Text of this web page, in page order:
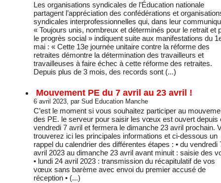
Les organisations syndicales de l’Éducation nationale
partagent l’appréciation des confédérations et
syndicales interprofessionnelles qui, dans leur
« Toujours unis, nombreux et déterminés pour le retrait et
le progrès social » indiquent suite aux manifestations du
mai : « Cette 13e journée unitaire contre la réforme des
retraites démontre la détermination des travailleurs et
travailleuses à faire échec à cette réforme des retraites.
Depuis plus de 3 mois, des records sont (...)
Mouvement PE du 7 avril au 23 avril !
6 avril 2023, par Sud Education Manche
C’est le moment si vous souhaitez participer au
des PE. le serveur pour saisir les vœux est ouvert depuis
vendredi 7 avril et fermera le dimanche 23 avril prochain.
trouverez ici les principales informations et ci-dessous un
rappel du calendrier des différentes étapes : • du vendredi
avril 2023 au dimanche 23 avril avant minuit : saisie des
• lundi 24 avril 2023 : transmission du récapitulatif de vos
vœux sans barème avec envoi du premier accusé de
réception • (...)